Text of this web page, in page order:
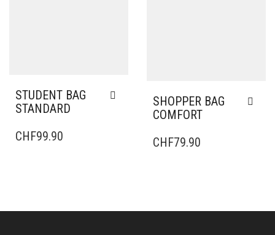
STUDENT BAG
STANDARD
CHF99.90
SHOPPER BAG
COMFORT
CHF79.90